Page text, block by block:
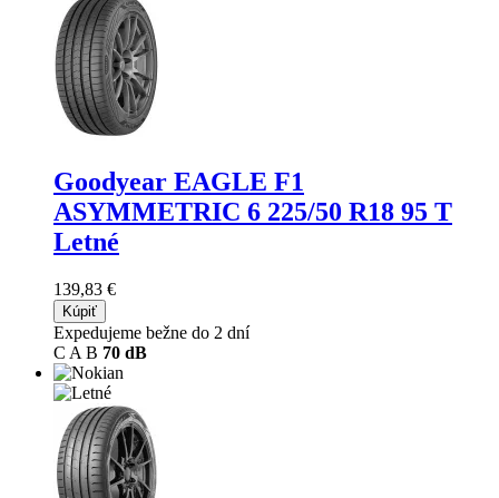
Goodyear EAGLE F1
ASYMMETRIC 6 225/50 R18 95 T
Letné
139,83 €
Kúpiť
Expedujeme bežne do 2 dní
C A B 70 dB